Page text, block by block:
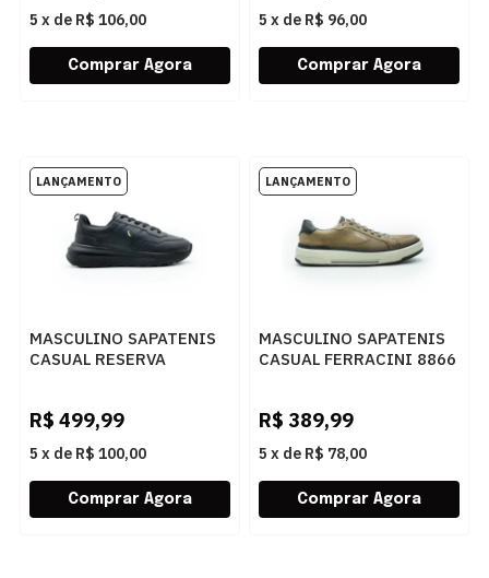
5 x de R$ 106,00 5 x de R$ 96,00
MASCULINO SAPATENIS
CASUAL RESERVA
R$ 499,99
5 x de R$ 100,00
MASCULINO SAPATENIS
CASUAL FERRACINI 8866
R$ 389,99
5 x de R$ 78,00